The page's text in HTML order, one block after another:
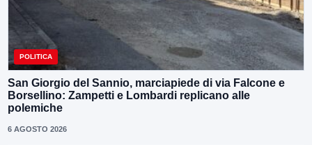
POLITICA
San Giorgio del Sannio, marciapiede di via Falcone e
Borsellino: Zampetti e Lombardi replicano alle
polemiche
6 AGOSTO 2026